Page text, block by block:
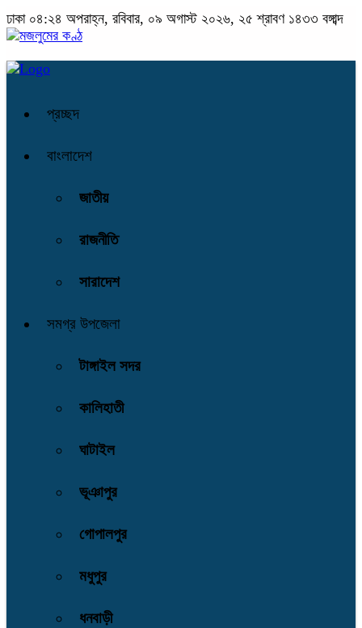
ঢাকা ০৪:২৪ অপরাহ্ন, রবিবার, ০৯ অগাস্ট ২০২৬, ২৫ শ্রাবণ ১৪৩৩ বঙ্গাব্দ
প্রচ্ছদ
বাংলাদেশ
জাতীয়
রাজনীতি
সারাদেশ
সমগ্র উপজেলা
টাঙ্গাইল সদর
কালিহাতী
ঘাটাইল
ভূঞাপুর
গোপালপুর
মধুপুর
ধনবাড়ী